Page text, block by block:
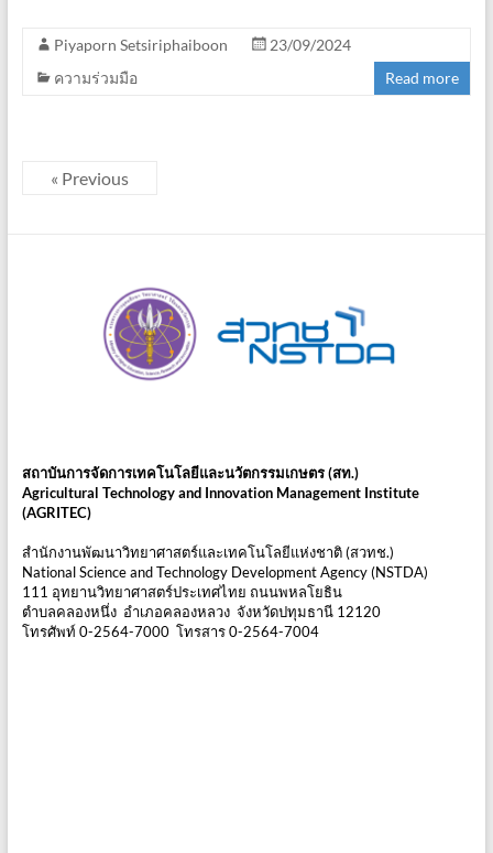
Piyaporn Setsiriphaiboon
23/09/2024
ความร่วมมือ
Read more
« Previous
สถาบันการจัดการเทคโนโลยีและนวัตกรรมเกษตร (สท.)
Agricultural Technology and Innovation Management Institute
(AGRITEC)
สำนักงานพัฒนาวิทยาศาสตร์และเทคโนโลยีแห่งชาติ (สวทช.)
National Science and Technology Development Agency (NSTDA)
111 อุทยานวิทยาศาสตร์ประเทศไทย ถนนพหลโยธิน
ตำบลคลองหนึ่ง อำเภอคลองหลวง จังหวัดปทุมธานี 12120
โทรศัพท์ 0-2564-7000 โทรสาร 0-2564-7004